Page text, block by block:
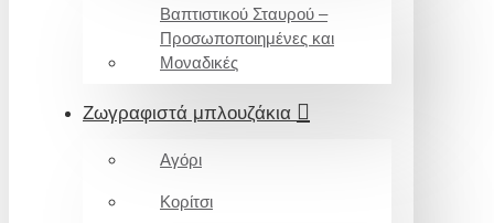
Βαπτιστικού Σταυρού –
Προσωποποιημένες και
Μοναδικές
Ζωγραφιστά μπλουζάκια
Αγόρι
Κορίτσι